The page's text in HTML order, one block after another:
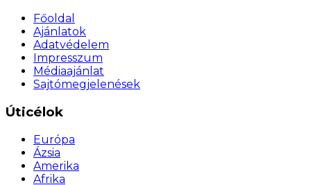
Főoldal
Ajánlatok
Adatvédelem
Impresszum
Médiaajánlat
Sajtómegjelenések
Úticélok
Európa
Ázsia
Amerika
Afrika